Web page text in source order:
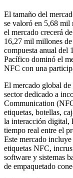
El tamaño del
se valoró en 5,68 mil
el mercado crecerá
16,27 mil millones
compuesta anual del
Pacífico dominó el
NFC con una
El mercado global de
sector dedicado a
Communication
etiquetas, botellas,
la interacción digital,
tiempo real entre el
Este mercado
etiquetas NFC,
software y sistemas
de empaquetado